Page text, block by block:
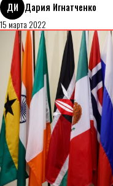
ДИ Дария Игнатченко
15 марта 2022